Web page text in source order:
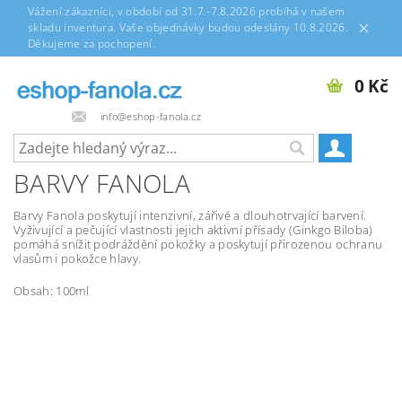
Vážení zákazníci, v období od 31.7.-7.8.2026 probíhá v našem
skladu inventura. Vaše objednávky budou odeslány 10.8.2026.
Děkujeme za pochopení.
info@eshop-fanola.cz
0 Kč
BARVY FANOLA
Barvy Fanola poskytují intenzivní, zářivé a dlouhotrvající barvení.
Vyživující a pečující vlastnosti jejich aktivní přísady (Ginkgo Biloba)
pomáhá snížit podráždění pokožky a poskytují přirozenou ochranu
vlasům i pokožce hlavy.
Obsah: 100ml